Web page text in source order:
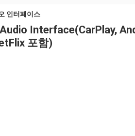
인터페이스
Interface(CarPlay,
포함)